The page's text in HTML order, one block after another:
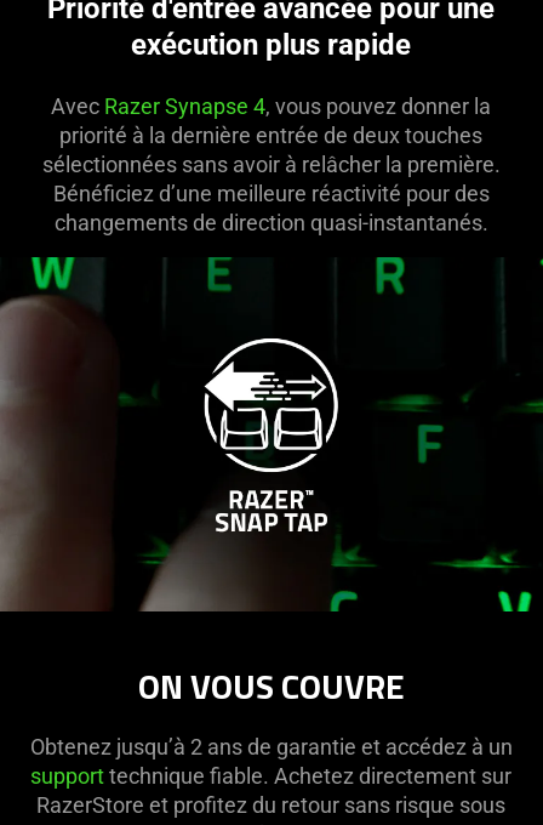
Priorité d'entrée avancée pour une
exécution plus rapide
Avec Razer Synapse 4, vous pouvez donner la
priorité à la dernière entrée de deux touches
sélectionnées sans avoir à relâcher la première.
Bénéficiez d’une meilleure réactivité pour des
changements de direction quasi-instantanés.
ON VOUS COUVRE
Obtenez jusqu’à 2 ans de garantie et accédez à un
supporttechnique fiable. Achetez directement sur
RazerStore et profitez du retour sans risque sous